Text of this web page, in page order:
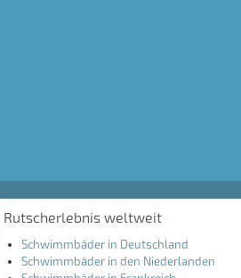
Rutscherlebnis weltweit
Schwimmbäder in Deutschland
Schwimmbäder in den Niederlanden